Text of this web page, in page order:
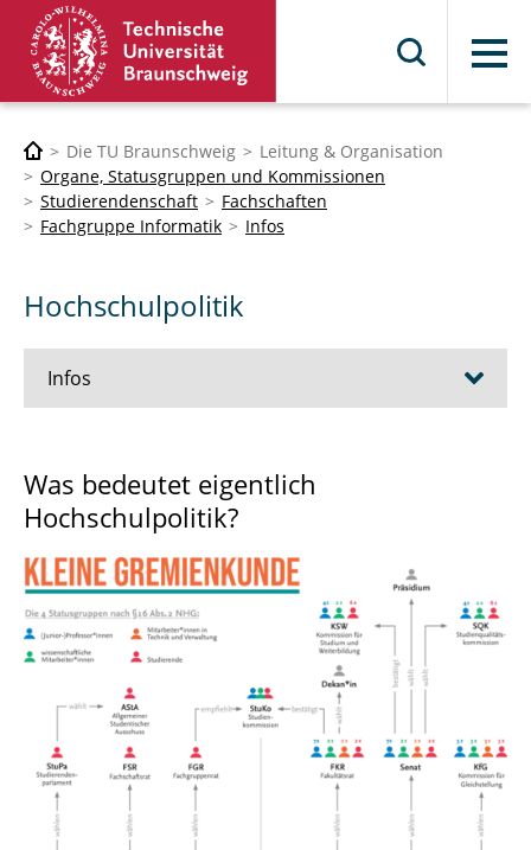
Menü
Die TU Braunschweig
Leitung & Organisation
Organe, Statusgruppen und Kommissionen
Studierendenschaft
Fachschaften
Fachgruppe Informatik
Infos
Hochschulpolitik
Infos
Ansprechpersonen
Auslandssemester
Erfahrungsberichte
Lernräume
Nebenfächer
Was bedeutet eigentlich
Hochschulpolitik?